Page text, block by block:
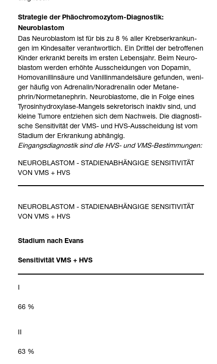
Stra­te­gie der Phäo­ch­ro­mo­zy­tom-​Dia­gnos­tik:
Neu­ro­blas­tom
Das Neu­ro­blas­tom ist für bis zu 8 % aller Krebs­er­kran­kun­
gen im Kin­des­al­ter ver­ant­wort­lich. Ein Drit­tel der betrof­fe­nen
Kin­der erkrankt bereits im ers­ten Lebens­jahr. Beim Neu­ro­
blas­tom wer­den erhöhte Aus­schei­dun­gen von Dopa­min,
Homo­va­nil­lin­säure und Vanil­lin­man­del­säure gefun­den, weni­
ger häu­fig von Adre­na­lin/Nor­ad­re­na­lin oder Meta­ne­
phrin/Nor­me­ta­ne­phrin. Neu­ro­blas­tome, die in Folge eines
Tyro­sin­hy­dro­xylase-​Man­gels sekre­to­risch inak­tiv sind, und
kleine Tumore ent­zie­hen sich dem Nach­weis. Die dia­gnos­ti­
sche Sen­si­ti­vi­tät der VMS-​ und HVS-​Aus­schei­dung ist vom
Sta­dium der Erkran­kung abhän­gig.
Ein­gangs­dia­gnos­tik sind die HVS-​ und VMS-​Bestim­mun­gen:
NEU­RO­BLAS­TOM - STA­DI­EN­AB­HÄN­GIGE SEN­SI­TI­VI­TÄT
VON VMS + HVS
NEU­RO­BLAS­TOM - STA­DI­EN­AB­HÄN­GIGE SEN­SI­TI­VI­TÄT
VON VMS + HVS
Sta­dium nach Evans
Sen­si­ti­vi­tät VMS + HVS
I
66 %
II
63 %